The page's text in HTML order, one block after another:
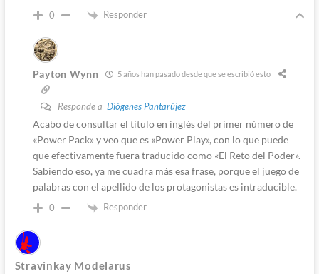
0 Responder
Payton Wynn 5 años han pasado desde que se escribió esto
Responde a Diógenes Pantarújez
Acabo de consultar el título en inglés del primer número de
«Power Pack» y veo que es «Power Play», con lo que puede
que efectivamente fuera traducido como «El Reto del Poder».
Sabiendo eso, ya me cuadra más esa frase, porque el juego de
palabras con el apellido de los protagonistas es intraducible.
0 Responder
Stravinkay Modelarus